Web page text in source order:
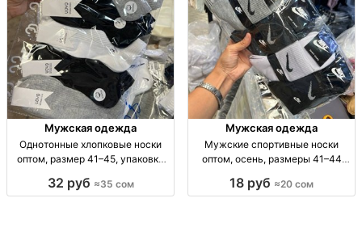
Мужская одежда
Однотонные хлопковые носки
оптом, размер 41–45, упаковка
45, уп. 10 шт., опт.
32 руб ≈35 сом
Мужская одежда
Мужские спортивные носки
оптом, осень, размеры 41–44
44, уп. 10 шт., опт.
18 руб ≈20 сом